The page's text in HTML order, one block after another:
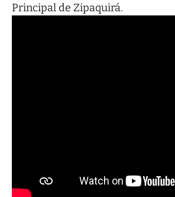
Principal de Zipaquirá.